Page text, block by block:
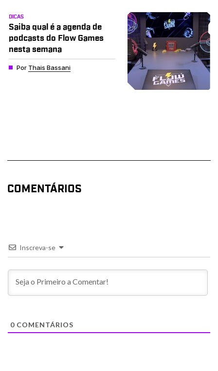
DICAS
Saiba qual é a agenda de
podcasts do Flow Games
nesta semana
Por Thais Bassani
COMENTÁRIOS
Inscreva-se
0 COMENTÁRIOS